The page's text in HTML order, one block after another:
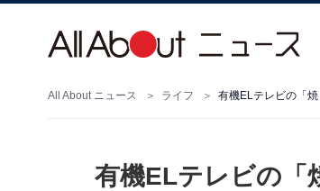
All About ニュース ライフ 有機ELテレビの「
有機ELテレビの「